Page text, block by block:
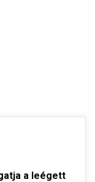
a leégett